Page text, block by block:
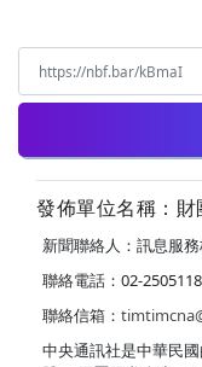
發佈單位名稱：
新聞聯絡人：訊息服
聯絡電話：02-
聯絡信箱：
中央通訊社是中華民